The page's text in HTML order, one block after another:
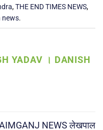
,THE END TIMES NEWS,
news.
YADAV । DANISH
NEWS लेखपाल